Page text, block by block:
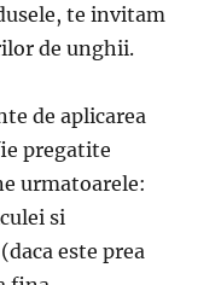
te invitam
de unghii.
de aplicarea
pregatite
urmatoarele:
si
este prea